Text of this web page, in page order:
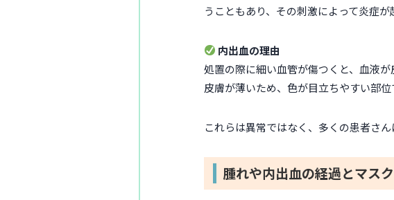
うこともあり、その刺激によって炎症が
内出血の理由
処置の際に細い血管が傷つくと、血液
皮膚が薄いため、色が目立ちやすい部位
これらは異常ではなく、多くの患者さん
腫れや内出血の経過とマス